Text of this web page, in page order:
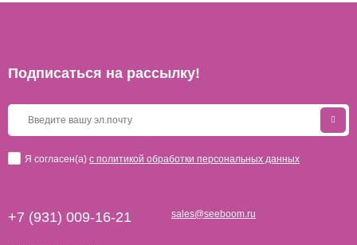
Подписаться на рассылкy!
Я согласен(a) с политикой обработки персональных данных
+7 (931) 009-16-21 sales@seeboom.ru